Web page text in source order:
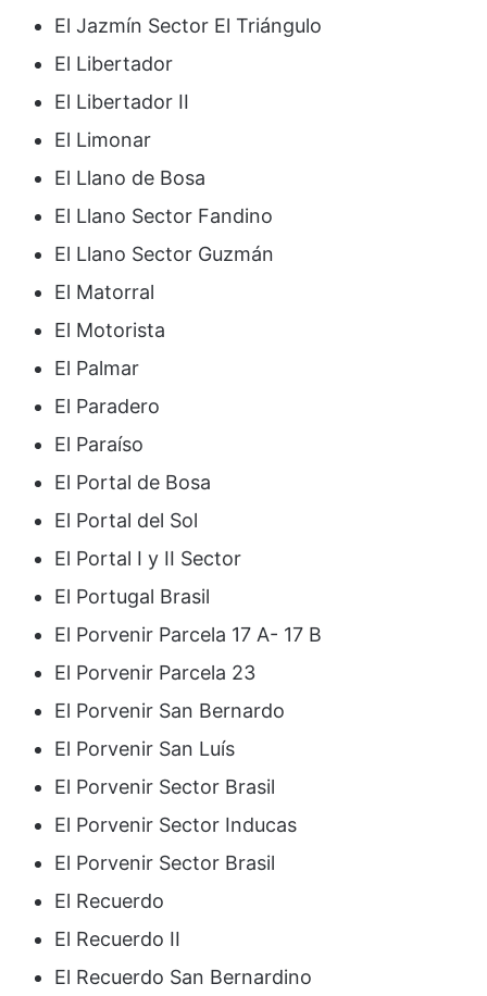
El Jazmín Sector El Triángulo
El Libertador
El Libertador II
El Limonar
El Llano de Bosa
El Llano Sector Fandino
El Llano Sector Guzmán
El Matorral
El Motorista
El Palmar
El Paradero
El Paraíso
El Portal de Bosa
El Portal del Sol
El Portal I y II Sector
El Portugal Brasil
El Porvenir Parcela 17 A- 17 B
El Porvenir Parcela 23
El Porvenir San Bernardo
El Porvenir San Luís
El Porvenir Sector Brasil
El Porvenir Sector Inducas
El Porvenir Sector Brasil
El Recuerdo
El Recuerdo II
El Recuerdo San Bernardino